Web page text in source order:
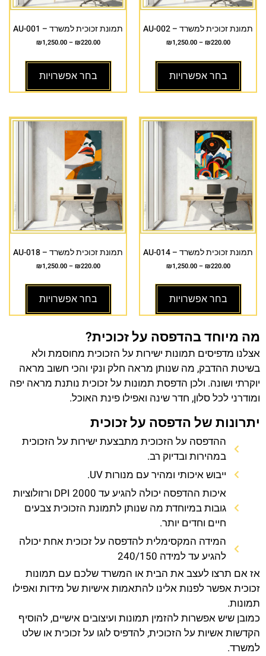
תמונת זכוכית למשרד – AU-002
₪220.00
–
₪1,250.00
בחר אפשרויות
תמונת זכוכית למשרד – AU-001
₪220.00
–
₪1,250.00
בחר אפשרויות
תמונת זכוכית למשרד – AU-014
₪220.00
–
₪1,250.00
בחר אפשרויות
תמונת זכוכית למשרד – AU-018
₪220.00
–
₪1,250.00
בחר אפשרויות
מה מיוחד בהדפסה על זכוכית?
אצלנו מדפיסים תמונות ישירות על הזכוכית מחוסמת ולא
בשיטת ההדבק, מה שנותן מראה חלק ונקי והכי חשוב מראה
יוקרתי ושונה. ולכן הדפסת תמונות על זכוכית נותנת מראה יפה
ומודרני לכל סלון, חדר שינה ואפילו פינת האוכל.
יתרונות של הדפסה על זכוכית
ההדפסה על הזכוכית מתבצעת ישירות על הזכוכית
במהירות ובדיוק רב.
ייבוש איכותי ומהיר עם מנורות UV.
איכות ההדפסה יכולה להגיע עד 2000 DPI ורזולוציות
גובות במיוחדת מה שנותן לתמונת הזכוכית צבעים
חיים וחדים יותר.
המידה המקסימלית להדפסה על זכוכית אחת יכולה
להגיע עד למידה 240/150
אז אם תרצו לעצב את הבית או המשרד שלכם עם תמונות
זכוכית אפשר לפנות אלינו להתאמות אישיות של מידות ואפילו
תמונות.
כמובן שיש אפשרות להזמין תמונות ועיצובים אישיים, להוסיף
הקדשות אשיות על הזכוכית, להדפיס לוגו על זכוכית או שלט
למשרד.